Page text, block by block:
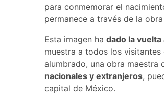
para conmemorar el
permanece a través de la
Esta imagen ha dado la vuelta
muestra a todos los
alumbrado, una obra maestra
nacionales y extranjeros,
capital de México.